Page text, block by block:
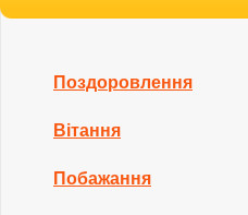
Поздоровлення
Вітання
Побажання